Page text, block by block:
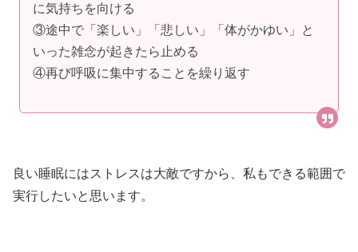
に気持ちを向ける
③途中で「楽しい」「悲しい」「体がかゆい」と
いった雑念が起きたら止める
④再び呼吸に集中することを繰り返す
良い睡眠にはストレスは大敵ですから、私もできる範囲で
実行したいと思います。